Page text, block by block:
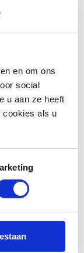
en om ons
social
u aan ze heeft
cookies als u